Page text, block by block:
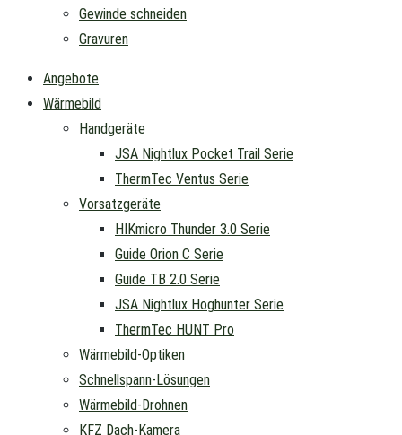
Gewinde schneiden
Gravuren
Angebote
Wärmebild
Handgeräte
JSA Nightlux Pocket Trail Serie
ThermTec Ventus Serie
Vorsatzgeräte
HIKmicro Thunder 3.0 Serie
Guide Orion C Serie
Guide TB 2.0 Serie
JSA Nightlux Hoghunter Serie
ThermTec HUNT Pro
Wärmebild-Optiken
Schnellspann-Lösungen
Wärmebild-Drohnen
KFZ Dach-Kamera